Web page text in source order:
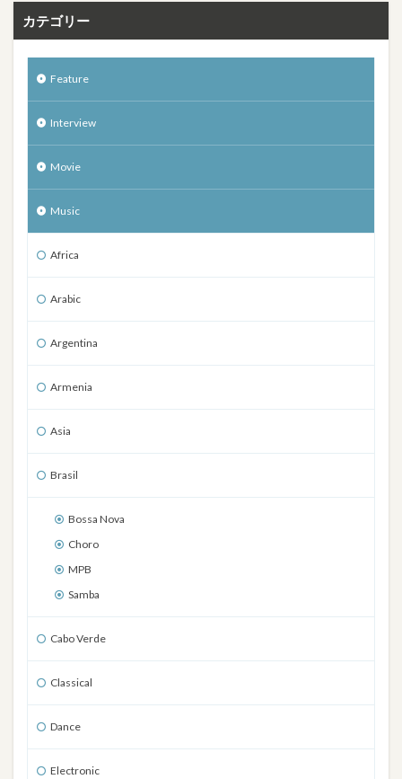
カテゴリー
Feature
Interview
Movie
Music
Africa
Arabic
Argentina
Armenia
Asia
Brasil
Bossa Nova
Choro
MPB
Samba
Cabo Verde
Classical
Dance
Electronic